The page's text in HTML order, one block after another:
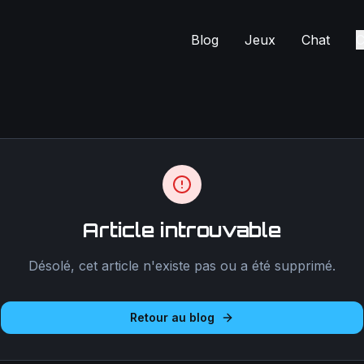
Blog Jeux Chat
Article introuvable
Désolé, cet article n'existe pas ou a été supprimé.
Retour au blog